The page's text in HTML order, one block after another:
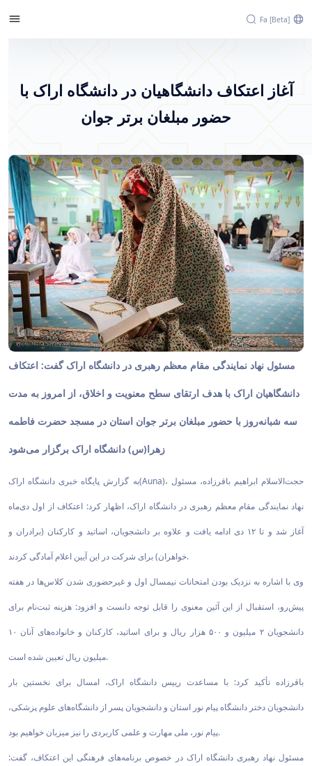
Fa [beta]
حضور مبلغان برتر جوان - پرتال خبری دانشگاه
اراک
آغاز اعتکاف دانشگاهیان در دانشگاه اراک با
حضور مبلغان برتر جوان
مسئول نهاد نمایندگی مقام معظم رهبری در دانشگاه اراک گفت: اعتکاف
دانشگاهیان اراک با هدف ارتقای سطح معنویت و اخلاق، از امروز به مدت
سه شبانه‌روز با حضور مبلغان برتر جوان استان در مسجد حضرت فاطمه
زهرا(س) دانشگاه اراک برگزار می‌شود
به گزارش پایگاه خبری دانشگاه اراک(Auna)، حجت‌الاسلام ابراهیم باقرزاده، مسئول
نهاد نمایندگی مقام معظم رهبری در دانشگاه اراک، اظهار کرد: اعتکاف از اول دی‌ماه
آغاز شد و تا ۱۲ دی‌ ادامه یافت و علاوه بر دانشجویان، اساتید و کارکنان (برادران و
خواهران) برای شرکت در این آیین اعلام آمادگی کردند.
وی با اشاره به نزدیک بودن امتحانات نیمسال اول و غیرحضوری شدن کلاس‌ها در هفته
پیش‌رو، استقبال از این آئین معنوی را قابل توجه دانست و افزود: هزینه ثبت‌نام برای
دانشجویان ۲ میلیون و ۵۰۰ هزار ریال و برای اساتید، کارکنان و خانواده‌های آنان ۱۰
میلیون ریال تعیین شده است.
باقرزاده تأکید کرد: با مساعدت رییس دانشگاه اراک، امسال برای نخستین بار
دانشجویان دختر دانشگاه پیام نور استان و دانشجویان پسر از دانشگاه‌های علوم پزشکی،
پیام نور، ملی مهارت و علمی کاربردی را نیز میزبان خواهیم بود.
مسئول نهاد رهبری دانشگاه اراک در خصوص برنامه‌های فرهنگی این اعتکاف، گفت: